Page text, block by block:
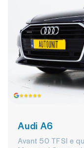
Audi A6
Avant 50 TFSI e